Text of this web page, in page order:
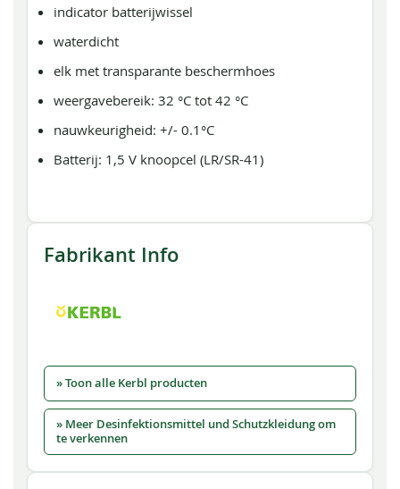
indicator batterijwissel
waterdicht
elk met transparante beschermhoes
weergavebereik: 32 °C tot 42 °C
nauwkeurigheid: +/- 0.1°C
Batterij: 1,5 V knoopcel (LR/SR-41)
Fabrikant Info
» Toon alle Kerbl producten
» Meer Desinfektionsmittel und Schutzkleidung om
te verkennen